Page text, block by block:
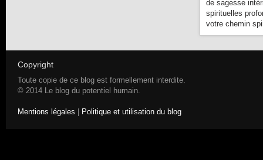
de sagesse
spirituelles
votre chemin
Copyright
Toute copie de ce blog est formellement interdite.
© 2014 Le blog du potentiel humain.
Mentions légales Politique et utilisation du blog